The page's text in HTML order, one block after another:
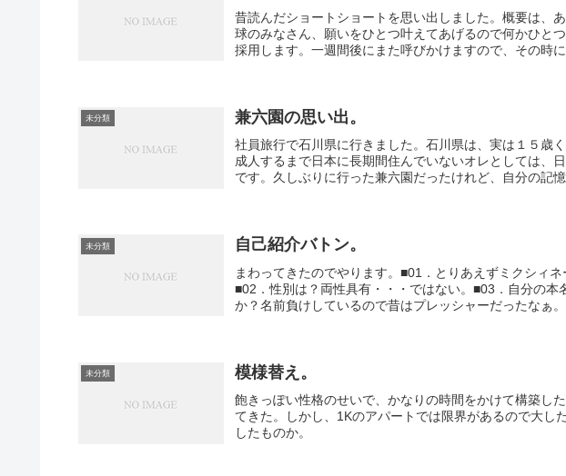
昔読んだショートショートを思い出しました。概要は、
球のみなさん、願いをひとつ叶えてあげるので何かひと
採用します。一週間後にまた呼びかけますので、その時に
未分類 兼六園の思い出。
社員旅行で石川県に行きました。石川県は、実は１５歳
成人するまで日本に長期間住んでいないオレとしては、
です。久しぶりに行った兼六園だったけれど、自分の記
未分類 自己紹介バトン。
まわってきたのでやります。■01．とりあえずミクシィネ
■02．性別は？両性具有・・・ではない。■03．自分の本
か？名前負けしているので昔はプレッシャーだったなぁ。
未分類 模様替え。
飽きっぽい性格のせいで、かなりの時間をかけて構築し
てきた。しかし、1Kのアパートでは限界があるので大し
したものか。